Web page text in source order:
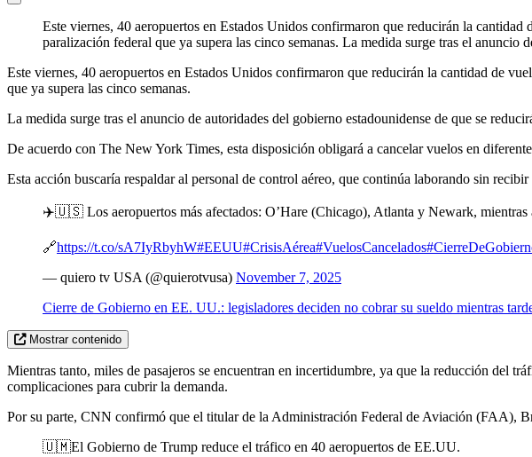
Este viernes, 40 aeropuertos en Estados Unidos confirmaron que reducirán la
paralización federal que ya supera las cinco semanas. La medida surge tras el
Este viernes, 40 aeropuertos en Estados Unidos confirmaron que reducirán la cantidad de
que ya supera las cinco semanas.
La medida surge tras el anuncio de autoridades del gobierno estadounidense de que se
De acuerdo con The New York Times, esta disposición obligará a cancelar vuelos en
Esta acción buscaría respaldar al personal de control aéreo, que continúa laborando sin
✈️🇺🇸 Los aeropuertos más afectados: O’Hare (Chicago), Atlanta y Newark, mientras
🔗https://t.co/sA7IyRbyhW#EEUU#CrisisAérea#VuelosCancelados
— quiero tv USA (@quierotvusa) November 7, 2025
Cierre de Gobierno en EE. UU.: legisladores deciden no cobrar su sueldo mientras
Mostrar contenido
Mientras tanto, miles de pasajeros se encuentran en incertidumbre, ya que la reducción del
complicaciones para cubrir la demanda.
Por su parte, CNN confirmó que el titular de la Administración Federal de Aviación (FAA),
🇺🇲El Gobierno de Trump reduce el tráfico en 40 aeropuertos de EE.UU.